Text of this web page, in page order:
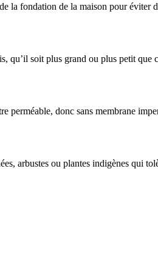
la fondation de la maison pour éviter
qu’il soit plus grand ou plus petit que
perméable, donc sans membrane
arbustes ou plantes indigènes qui